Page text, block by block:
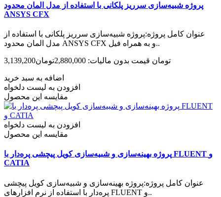
پروژه شبیه‌سازی سرریز پلکانی با استفاده از مدل المان محدود
ANSYS CFX
عنوان کامل پروژه:پروژه شبیه‌سازی سرریز پلکانی با استفاده از
مدل المان محدود ANSYS CFX و به همراه فیل..
3,139,200تومان قیمت بدون مالیات: 2,880,000تومان
اضافه به سبد خرید
افزودن به لیست دلخواه
مقایسه این محصول
افزودن به لیست دلخواه
مقایسه این محصول
پروژه بهینه‌سازی و شبیه‌سازی کویل پیچشی پره‌دار با FLUENT و
CATIA
عنوان کامل پروژه:پروژه بهینه‌سازی و شبیه‌سازی کویل پیچشی
پره‌دار با استفاده از نرم افزارهای FLUENT و..